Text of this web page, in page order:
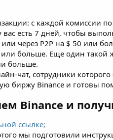
с каждой комиссии
вас есть 7 дней, чтобы
через P2P на $ 50 или
больше. Еще один такой
больше.
чат, сотрудники
биржу Binance и готовы
Binance и
ссылке;
мы подготовили